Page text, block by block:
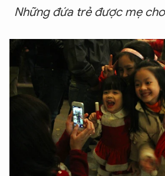
Những đứa trẻ được mẹ